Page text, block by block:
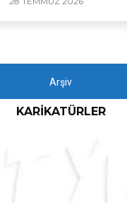
Arşiv
KARIKATÜRLER